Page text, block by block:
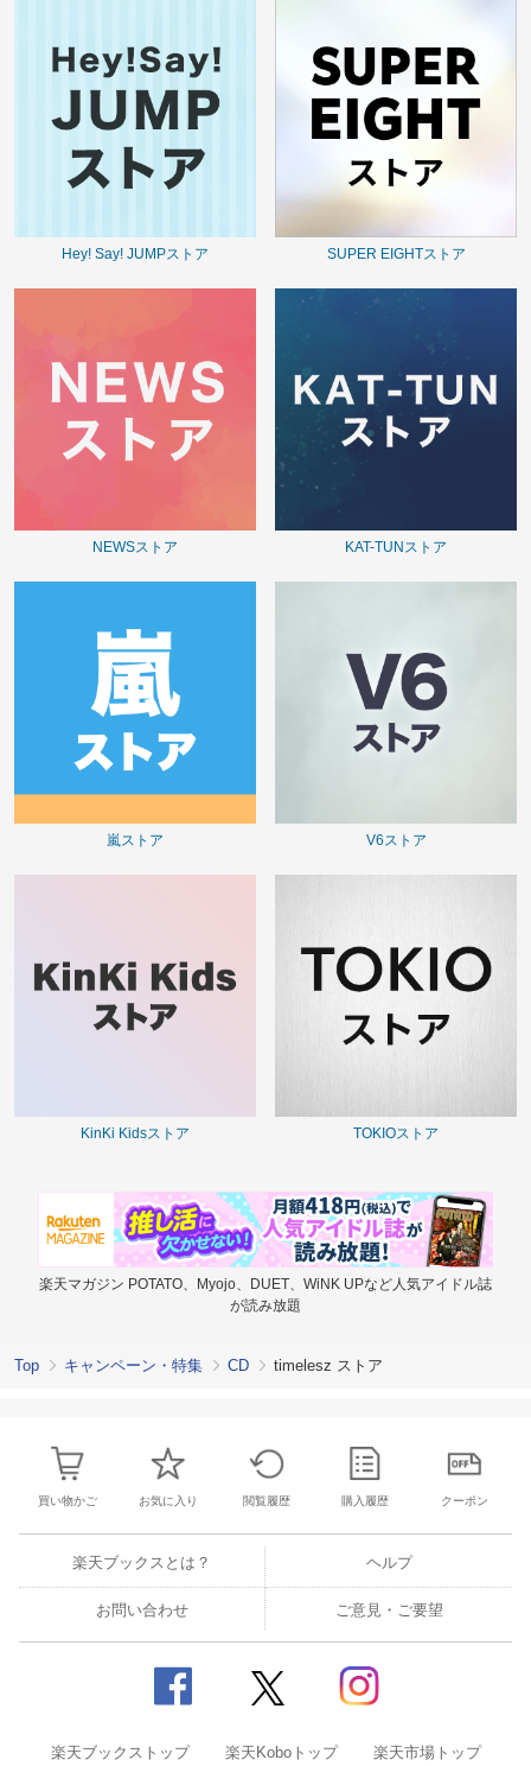
Hey! Say! JUMPストア SUPER EIGHTストア
NEWSストア KAT-TUNストア
嵐ストア V6ストア
KinKi Kidsストア TOKIOストア
楽天マガジン POTATO、Myojo、DUET、WiNK UPなど人気アイドル誌
が読み放題
Top キャンペーン・特集 CD timelesz ストア
買い物かご お気に入り 閲覧履歴 購入履歴 クーポン
楽天ブックスとは？ ヘルプ
お問い合わせ ご意見・ご要望
楽天ブックストップ 楽天Koboトップ 楽天市場トップ